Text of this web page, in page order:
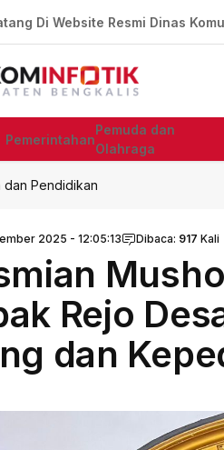
Di Website Resmi Dinas
Pemerintahan
Pemuda dan
Olahraga
dan Pendidikan
2025 - 12:05:13 Dibaca: 917 Kali
Rejo
dan